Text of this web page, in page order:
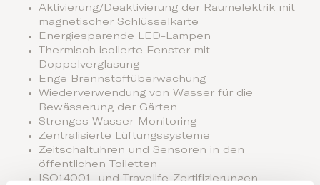
Aktivierung/Deaktivierung der Raumelektrik mit
magnetischer Schlüsselkarte
Energiesparende LED-Lampen
Thermisch isolierte Fenster mit
Doppelverglasung
Enge Brennstoffüberwachung
Wiederverwendung von Wasser für die
Bewässerung der Gärten
Strenges Wasser-Monitoring
Zentralisierte Lüftungssysteme
Zeitschaltuhren und Sensoren in den
öffentlichen Toiletten
ISO14001- und Travelife-Zertifizierungen